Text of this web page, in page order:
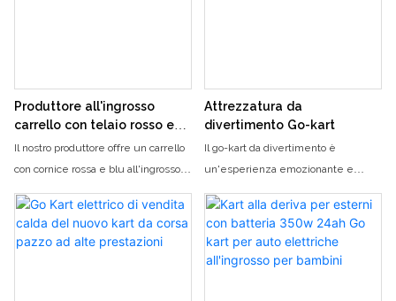
Produttore all'ingrosso
carrello con telaio rosso e
blu, go kart elettrico a 2
posti per bambini e adulti
Il nostro produttore offre un carrello
con cornice rossa e blu all'ingrosso
Questo go-kart elettrico a 2 posti è
perfetto per gli amanti del brivido
Attrezzatura da
divertimento Go-kart
Il go-kart da divertimento è
un'esperienza emozionante e
di correre su una pista ad alta
velocità. Con il suo design elegante
e il motore potente, questo go-kart